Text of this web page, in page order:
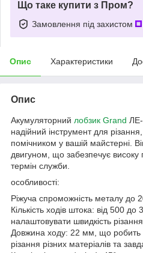
Що таке купити з Пром?
Замовлення під захистом
Опис Характеристики
Опис
Акумуляторний лобзик Grand
надійний інструмент для
помічником у вашій майстерні.
двигуном, що забезпечує високу
термін служби.
особливості:
Ріжуча спроможність металу
Кількість ходів штока: від 500
налаштовувати швидкість
Довжина ходу: 22 мм, що робить
різання різних матеріалів та